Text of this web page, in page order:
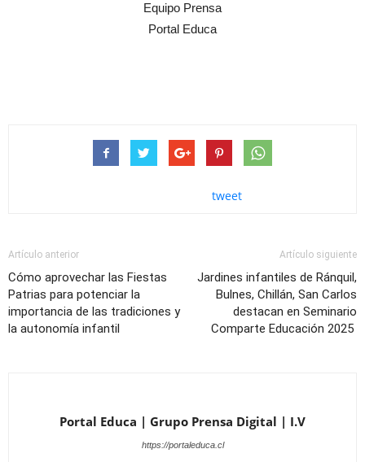
Equipo Prensa
Portal Educa
tweet
Artículo anterior
Cómo aprovechar las Fiestas
Patrias para potenciar la
importancia de las tradiciones y
la autonomía infantil
Artículo siguiente
Jardines infantiles de Ránquil,
Bulnes, Chillán, San Carlos
destacan en Seminario
Comparte Educación 2025
Portal Educa | Grupo Prensa Digital | I.V
https://portaleduca.cl